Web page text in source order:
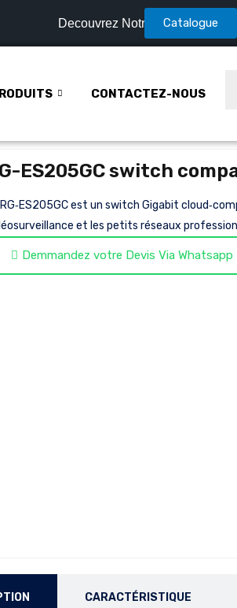
Decouvrez Notre Catalogue
CONTACTEZ-NOUS
ES205GC switch
RG‑ES205GC est un switch Gigabit
et les petits réseaux
Demmandez votre Devis Via Whatsapp
CARACTÉRISTIQUE